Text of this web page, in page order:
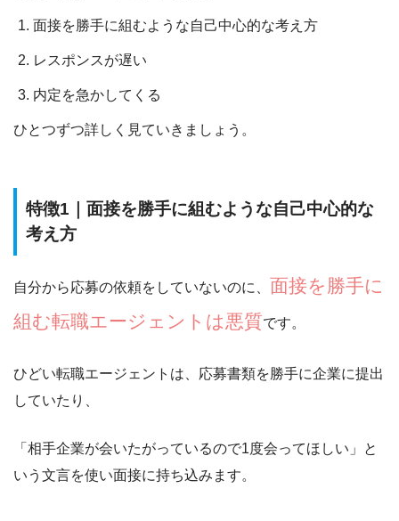
面接を勝手に組むような自己中心的な考え方
レスポンスが遅い
内定を急かしてくる
ひとつずつ詳しく見ていきましょう。
特徴1｜面接を勝手に組むような自己中心的な
考え方
自分から応募の依頼をしていないのに、 面接を勝手に
組む転職エージェントは悪質です。
ひどい転職エージェントは、応募書類を勝手に企業に提出
していたり、
「相手企業が会いたがっているので1度会ってほしい」と
いう文言を使い面接に持ち込みます。